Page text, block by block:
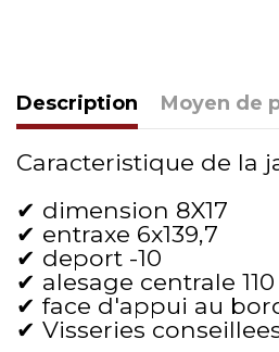
Description Moyen de
Caracteristique de la
✔ dimension 8X17
✔ entraxe 6x139,7
✔ deport -10
✔ alesage centrale 110
✔ face d'appui au
✔ Visseries conseillees